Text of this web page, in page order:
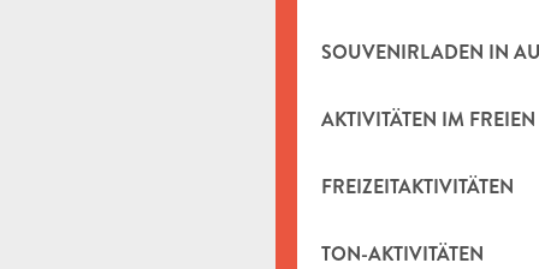
SOUVENIRLADEN IN
AKTIVITÄTEN IM FREIEN
FREIZEITAKTIVITÄTEN
TON-AKTIVITÄTEN